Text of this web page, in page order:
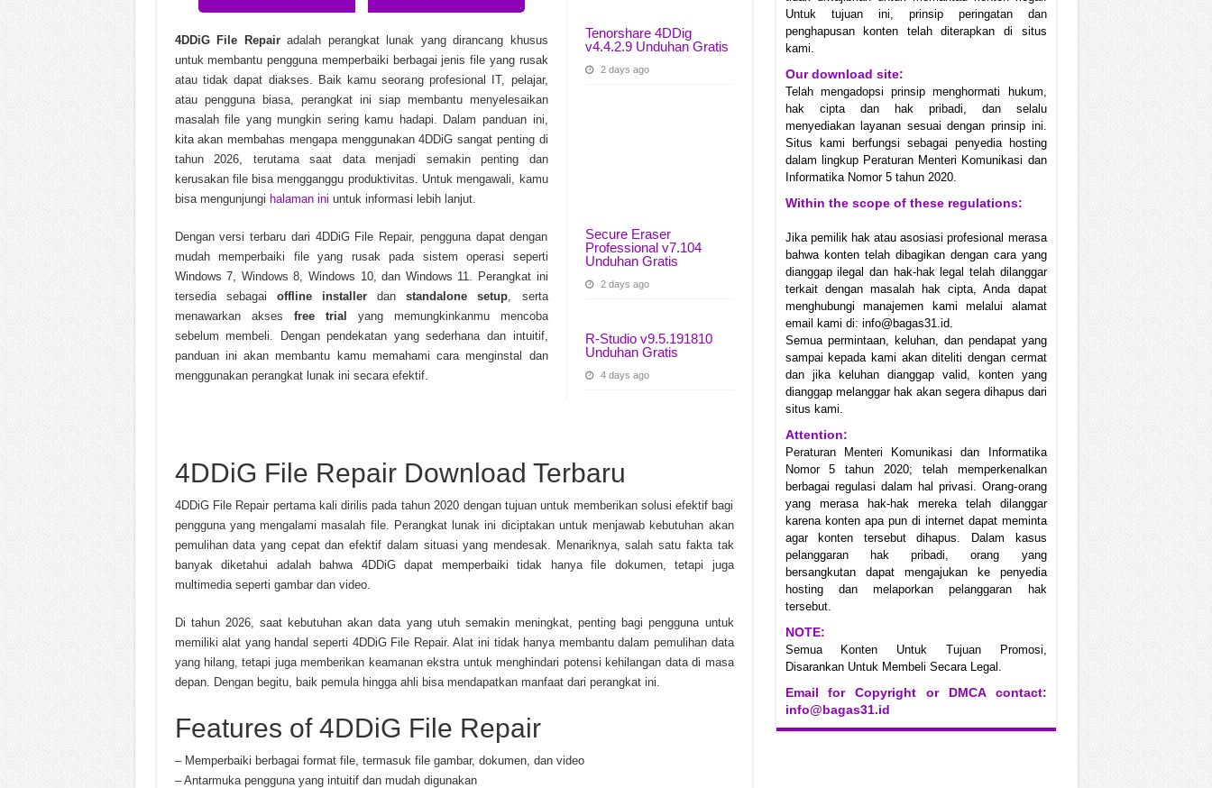
Pompeii The Legacy Build 24291604 Unduhan Gratis
Soda PDF Desktop Pro v15.0.12.24792 Unduhan Gratis
Tenorshare 4DDig
v4.4.2.9 Unduhan Gratis
2 days ago
Secure Eraser
Professional v7.104
Unduhan Gratis
2 days ago
R-Studio v9.5.191810
Unduhan Gratis
4 days ago
4DDiG File Repairadalah perangkat lunak yang dirancang khusus
untuk membantu pengguna memperbaiki berbagai jenis file yang rusak
atau tidak dapat diakses. Baik kamu seorang profesional IT, pelajar,
atau pengguna biasa, perangkat ini siap membantu menyelesaikan
masalah file yang mungkin sering kamu hadapi. Dalam panduan ini,
kita akan membahas mengapa menggunakan 4DDiG sangat penting di
tahun 2026, terutama saat data menjadi semakin penting dan
kerusakan file bisa mengganggu produktivitas. Untuk mengawali, kamu
bisa mengunjungi halaman ini untuk informasi lebih lanjut.
Dengan versi terbaru dari 4DDiG File Repair, pengguna dapat dengan
mudah memperbaiki file yang rusak pada sistem operasi seperti
Windows 7, Windows 8, Windows 10, dan Windows 11. Perangkat ini
tersedia sebagai offline installerdanstandalone setup, serta
menawarkan akses free trial
yang memungkinkanmu mencoba
sebelum membeli. Dengan pendekatan yang sederhana dan intuitif,
panduan ini akan membantu kamu memahami cara menginstal dan
menggunakan perangkat lunak ini secara efektif.
4DDiG File Repair Download Terbaru
4DDiG File Repair pertama kali dirilis pada tahun 2020 dengan tujuan untuk memberikan solusi efektif bagi
pengguna yang mengalami masalah file. Perangkat lunak ini diciptakan untuk menjawab kebutuhan akan
pemulihan data yang cepat dan efektif dalam situasi yang mendesak. Menariknya, salah satu fakta tak
banyak diketahui adalah bahwa 4DDiG dapat memperbaiki tidak hanya file dokumen, tetapi juga
multimedia seperti gambar dan video.
Di tahun 2026, saat kebutuhan akan data yang utuh semakin meningkat, penting bagi pengguna untuk
memiliki alat yang handal seperti 4DDiG File Repair. Alat ini tidak hanya membantu dalam pemulihan data
yang hilang, tetapi juga memberikan keamanan ekstra untuk menghindari potensi kehilangan data di masa
depan. Dengan begitu, baik pemula hingga ahli bisa mendapatkan manfaat dari perangkat ini.
Features of 4DDiG File Repair
– Memperbaiki berbagai format file, termasuk file gambar, dokumen, dan video
– Antarmuka pengguna yang intuitif dan mudah digunakan
Untuk tujuan ini, prinsip peringatan dan
penghapusan konten telah diterapkan di situs
kami.
Our download site:
Telah mengadopsi prinsip menghormati hukum,
hak cipta dan hak pribadi, dan selalu
menyediakan layanan sesuai dengan prinsip ini.
Situs kami berfungsi sebagai penyedia hosting
dalam lingkup Peraturan Menteri Komunikasi dan
Informatika Nomor 5 tahun 2020.
Within the scope of these regulations:
Jika pemilik hak atau asosiasi profesional merasa
bahwa konten telah dibagikan dengan cara yang
dianggap ilegal dan hak-hak legal telah dilanggar
terkait dengan masalah hak cipta, Anda dapat
menghubungi manajemen kami melalui alamat
email kami di: info@bagas31.id.
Semua permintaan, keluhan, dan pendapat yang
sampai kepada kami akan diteliti dengan cermat
dan jika keluhan dianggap valid, konten yang
dianggap melanggar hak akan segera dihapus dari
situs kami.
Attention:
Peraturan Menteri Komunikasi dan Informatika
Nomor 5 tahun 2020; telah memperkenalkan
berbagai regulasi dalam hal privasi. Orang-orang
yang merasa hak-hak mereka telah dilanggar
karena konten apa pun di internet dapat meminta
agar konten tersebut dihapus. Dalam kasus
pelanggaran hak pribadi, orang yang
bersangkutan dapat mengajukan ke penyedia
hosting dan melaporkan pelanggaran hak
tersebut.
NOTE:
Semua Konten Untuk Tujuan Promosi,
Disarankan Untuk Membeli Secara Legal.
Email for Copyright or DMCA contact:
info@bagas31.id